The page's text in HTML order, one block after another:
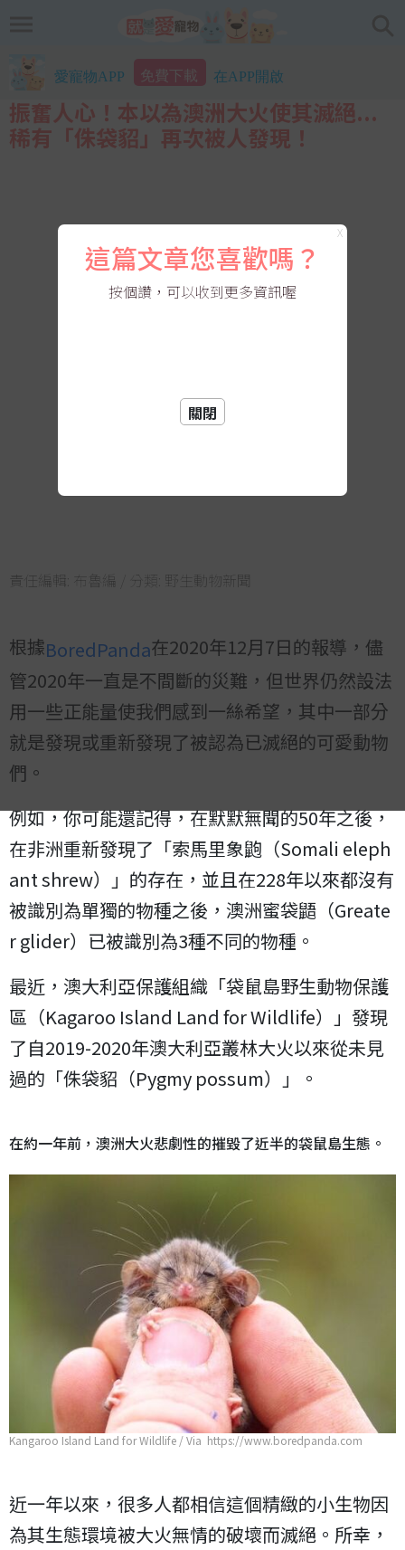
愛寵物APP 免費下載 在APP開啟
振奮人心！本以為澳洲大火使其滅絕...
稀有「侏袋貂」再次被人發現！
責任編輯: 布魯編 / 分類: 野生動物新聞
根據BoredPanda在2020年12月7日的報導，儘
管2020年一直是不間斷的災難，但世界仍然設法
用一些正能量使我們感到一絲希望，其中一部分
就是發現或重新發現了被認為已滅絕的可愛動物
們。
例如，你可能還記得，在默默無聞的50年之後，
在非洲重新發現了「索馬里象鼩（Somali eleph
ant shrew）」的存在，並且在228年以來都沒有
被識別為單獨的物種之後，澳洲蜜袋鼯（Greate
r glider）已被識別為3種不同的物種。
最近，澳大利亞保護組織「袋鼠島野生動物保護
區（Kagaroo Island Land for Wildlife）」發現
了自2019-2020年澳大利亞叢林大火以來從未見
過的「侏袋貂（Pygmy possum）」。
在約一年前，澳洲大火悲劇性的摧毀了近半的袋鼠島生態。
Kangaroo Island Land for Wildlife / Via https://www.boredpanda.com
近一年以來，很多人都相信這個精緻的小生物因
為其生態環境被大火無情的破壞而滅絕。所幸，
X
這篇文章您喜歡嗎？
按個讚，可以收到更多資訊喔
關閉